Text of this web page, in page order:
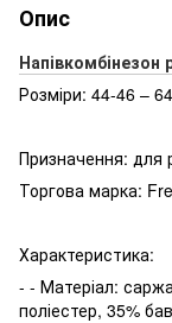
Опис
Напівкомбінезон
Розміри: 44-46 –
Призначення: для
Торгова марка:
Характеристика:
- - Матеріал:
поліестер, 35%